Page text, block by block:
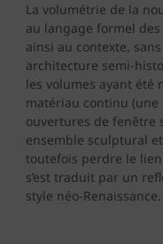
La volumétrie de la
au langage formel
ainsi au contexte,
architecture semi-
les volumes ayant été
matériau continu (une
ouvertures de fenêtre
ensemble sculptural
toutefois perdre le
s’est traduit par un
style néo-Renaissance.